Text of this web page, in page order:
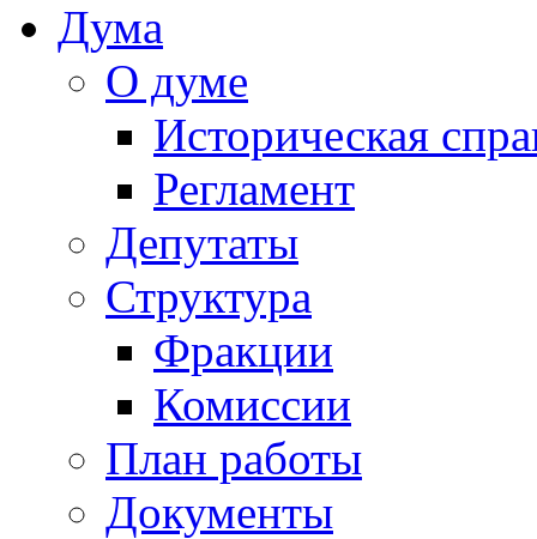
Дума
О думе
Историческая
Регламент
Депутаты
Структура
Фракции
Комиссии
План работы
Документы